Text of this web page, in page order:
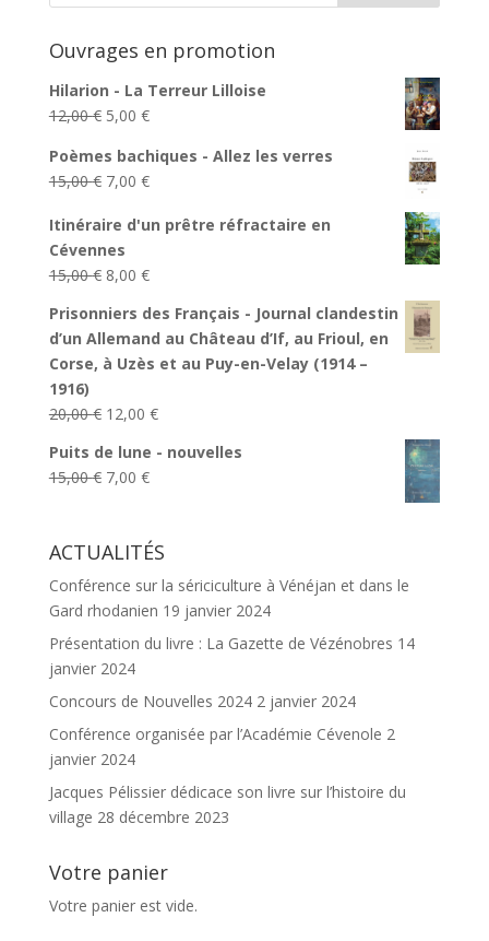
Ouvrages en promotion
Hilarion - La Terreur Lilloise
12,00€ Le
initial
était :
12,00 €.
5,00 €Le
actuel
est :
5,00 €.
Poèmes bachiques - Allez les verres
15,00€ Le
initial
était :
15,00 €.
7,00 €Le
actuel
7,00 €.
Itinéraire d'un prêtre réfractaire en
Cévennes
15,00€ Le
initial
était :
15,00 €.
8,00 €Le
actuel
est :
8,00 €.
Prisonniers des Français - Journal clandestin
d’un Allemand au Château d’If, au Frioul, en
Corse, à Uzès et au Puy-en-Velay (1914 –
1916)
20,00€ Le
initial
était :
12,00 €Le
actuel
Puits de lune - nouvelles
15,00€ Le
était :
7,00 €Le
est :
7,00 €.
ACTUALITÉS
Conférence sur la sériciculture à Vénéjan et dans le
Gard rhodanien 19 janvier 2024
Présentation du livre : La Gazette de Vézénobres 14
janvier 2024
Concours de Nouvelles 2024 2 janvier 2024
Conférence organisée par l’Académie Cévenole 2
janvier 2024
Jacques Pélissier dédicace son livre sur l’histoire du
village 28 décembre 2023
Votre panier
Votre panier est vide.